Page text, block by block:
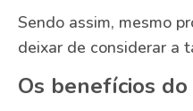
Sendo assim, mesmo
deixar de considerar a
Os benefícios